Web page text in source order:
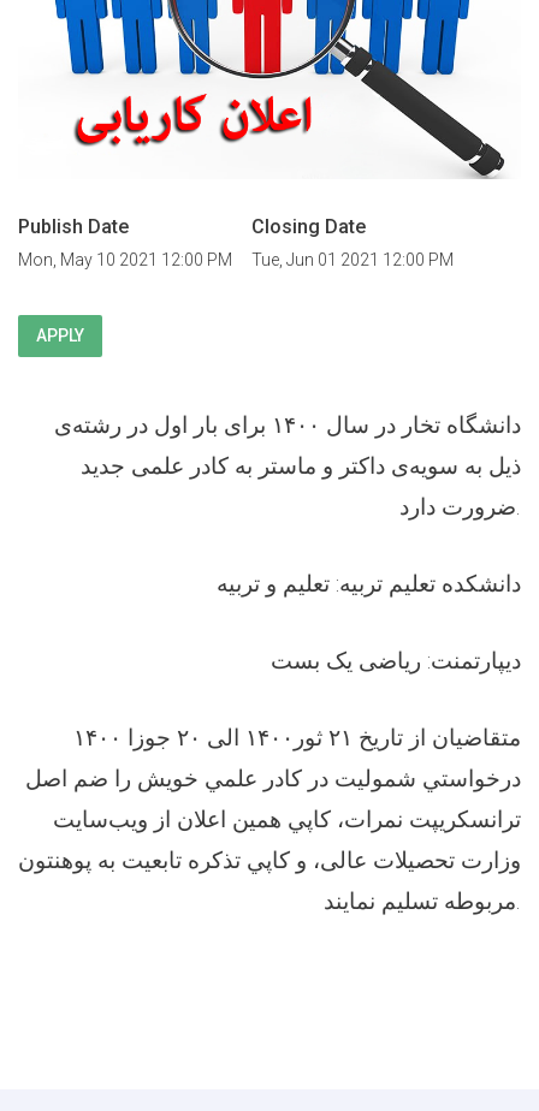
Publish Date
Mon, May 10 2021 12:00 PM
Closing Date
Tue, Jun 01 2021 12:00 PM
APPLY
دانشگاه تخار در سال ۱۴۰۰ برای بار اول در رشته‌ی
ذيل به سويه‌ی داکتر و ماستر به کادر علمی جديد
ضرورت دارد.
دانشکده تعلیم تربیه: تعلیم و تربیه
دیپارتمنت: ریاضی یک بست
متقاضيان از تاريخ ۲۱ ثور۱۴۰۰ الی ۲۰ جوزا ۱۴۰۰
درخواستي شموليت در کادر علمي خويش را ضم اصل
ترانسکريپت نمرات، کاپي همين اعلان از ویب‌سايت
وزارت تحصیلات عالی، و کاپي تذکره تابعيت به پوهنتون
مربوطه تسلیم نمایند.